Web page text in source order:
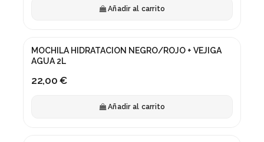
Añadir al carrito
MOCHILA HIDRATACION NEGRO/ROJO + VEJIGA
AGUA 2L
22,00 €
Añadir al carrito